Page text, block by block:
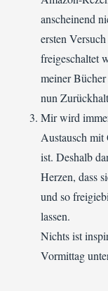
anscheinend
ersten
freigeschaltet
meiner
nun
Mir wird
Austausch mit
ist. Deshalb
Herzen, dass
und so
lassen.
Nichts ist
Vormittag